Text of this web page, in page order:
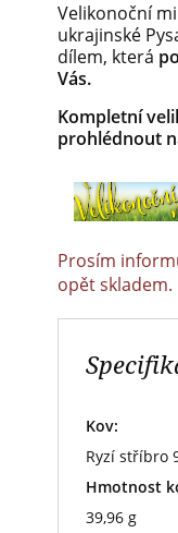
Velikonoční
ukrajinské
dílem, která
Vás.
Kompletní
prohlédnout
Prosím
opět skladem.
Kov:
Ryzí stříbro
Hmotnost
39,96 g